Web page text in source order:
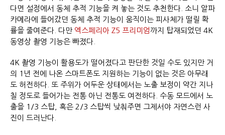
다면 설정에서 동체 추적 기능을 켜 놓는 것도 추천한다. 소니 알파
카메라에 들어갔던 동체 추적 기능이 움직이는 피사체가 떨릴 확
률을 줄여준다. 다만 엑스페리아 Z5 프리미엄 까지 탑재되었던 4K
동영상 촬영 기능은 빠졌다.
4K 촬영 기능이 활용도가 떨어졌다고 판단한 것일 수도 있지만 거
의 1년 전에 나온 스마트폰도 지원하는 기능이 없는 것은 아무래
도 허전하다. 또 주위가 어두운 상태에서는 노출 보정이 약간 지나
칠 정도로 들어가는 전통 아닌 전통도 여전하다. 수동 모드에서 노
출을 1/3 스탑, 혹은 2/3 스탑씩 낮춰주면 그제서야 자연스런 사
진이 드러난다.